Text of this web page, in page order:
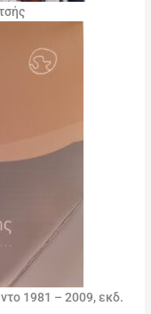
1981 – 2009, εκδ.